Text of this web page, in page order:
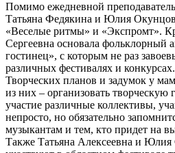
Помимо ежедневной
Татьяна Федякина и Юлия
«Веселые ритмы» и «Экспромт».
Сергеевна основала фольклорный
гостинец», с которым не раз
различных фестивалях и конкурсах.
Творческих планов и задумок у
из них – организовать творческую
участие различные коллективы,
непросто, но обязательно
музыкантам и тем, кто придет на
Также Татьяна Алексеевна и Юлия